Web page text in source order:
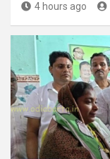
4 hours ago